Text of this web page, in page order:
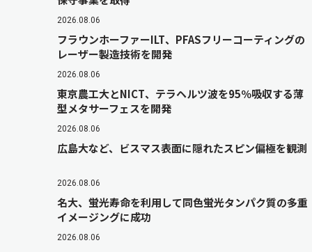
2026.08.06
フラウンホーファーILT、PFASフリーコーティングの
レーザー製造技術を開発
2026.08.06
東京農工大とNICT、テラヘルツ波を95％吸収する薄
型メタサーフェスを開発
2026.08.06
広島大など、ビスマス表面に隠れたスピン偏極を観測
2026.08.06
名大、蛍光寿命を利用して同色蛍光タンパク質の多重
イメージングに成功
2026.08.06